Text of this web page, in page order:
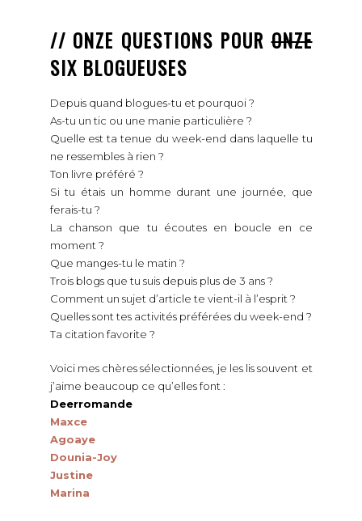
// ONZE QUESTIONS POUR ONZE
SIX BLOGUEUSES
As-tu un tic ou une manie particulière ?
Quelle est ta tenue du week-end dans laquelle tu
ne ressembles à rien ?
Si tu étais un homme durant une journée, que
Trois blogs que tu suis depuis plus de 3 ans ?
Comment un sujet d’article te vient-il à l’esprit ?
Quelles sont tes activités préférées du week-end ?
Ta citation favorite ?
j’aime beaucoup ce qu’elles font :
Deerromande
Dounia-Joy